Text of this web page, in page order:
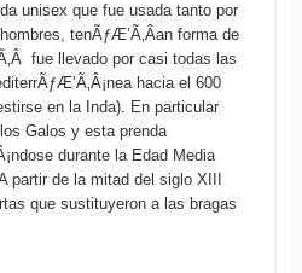
unisex que fue usada tanto por
tenÃƒÆ’Ã‚Â­an forma de
fue llevado por casi todas las
hacia el 600
en la Inda). En particular
Galos y esta prenda
durante la Edad Media
partir de la mitad del siglo XIII
que sustituyeron a las bragas